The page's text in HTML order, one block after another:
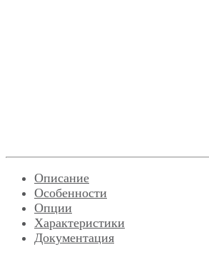
Описание
Особенности
Опции
Характеристики
Документация